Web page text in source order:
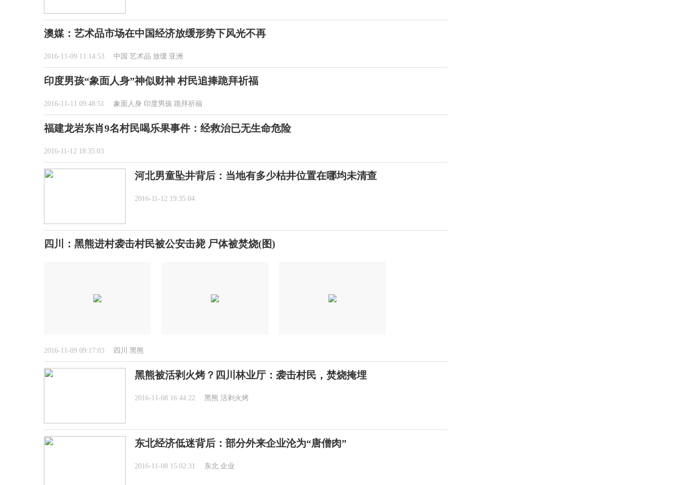
澳媒：艺术品市场在中国经济放缓形势下风光不再
2016-11-09 11:14:53 中国 艺术品 放缓 亚洲
印度男孩“象面人身”神似财神 村民追捧跪拜祈福
2016-11-11 09:48:51 象面人身 印度男孩 跪拜祈福
福建龙岩东肖9名村民喝乐果事件：经救治已无生命危险
2016-11-12 18:35:03
河北男童坠井背后：当地有多少枯井位置在哪均未清查
2016-11-12 19:35:04
四川：黑熊进村袭击村民被公安击毙 尸体被焚烧(图)
2016-11-09 09:17:03 四川 黑熊
黑熊被活剥火烤？四川林业厅：袭击村民，焚烧掩埋
2016-11-08 16:44:22 黑熊 活剥火烤
东北经济低迷背后：部分外来企业沦为“唐僧肉”
2016-11-08 15:02:31 东北 企业